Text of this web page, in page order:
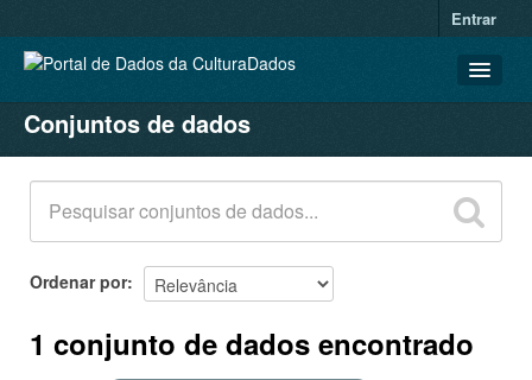
Entrar
CONJUNTOS DE DADOS
ORGANIZAÇÕES
GRUPOS
SOBRE
Conjuntos de dados
Ordenar por
1 conjunto de dados encontrado